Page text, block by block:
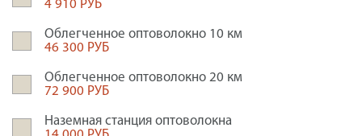
4 910 РУБ
Облегченное оптоволокно 10 км
46 300 РУБ
Облегченное оптоволокно 20 км
72 900 РУБ
Наземная станция оптоволокна